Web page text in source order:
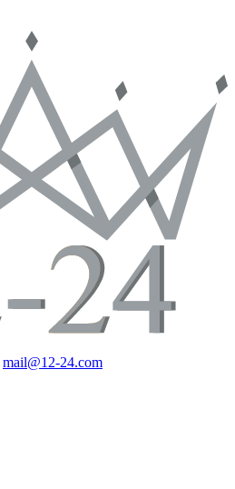
mail@12-24.com